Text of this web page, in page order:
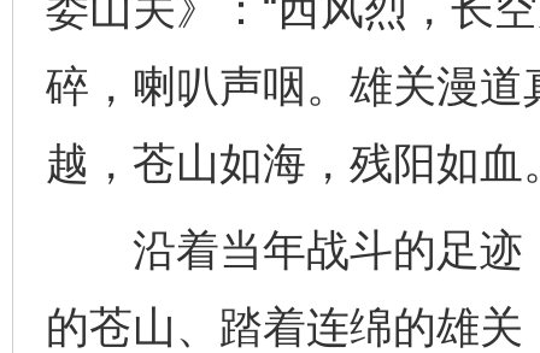
碎，喇叭声咽。雄关漫
越，苍山如海，残阳如血
沿着当年战斗的足迹
的苍山、踏着连绵的雄